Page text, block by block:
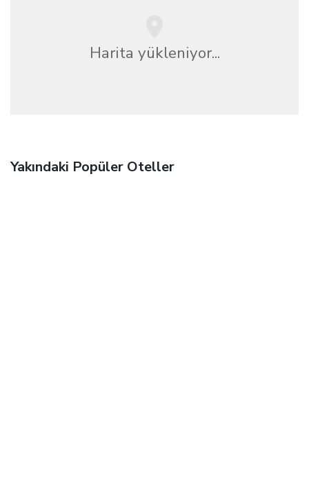
Harita yükleniyor...
Yakındaki Popüler Oteller